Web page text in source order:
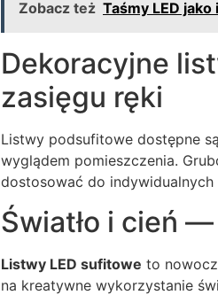
Zobacz też Taśmy LED
Dekoracyjne
zasięgu ręki
Listwy podsufitowe dostępne
wyglądem pomieszczenia.
dostosować do
Światło i cień
Listwy LED sufitowe to
na kreatywne wykorzystanie